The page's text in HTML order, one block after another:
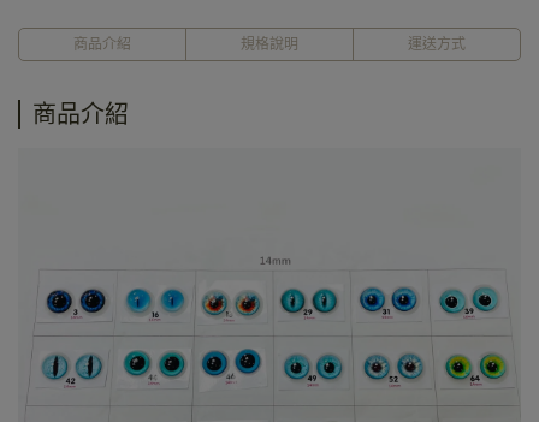
商品介紹 規格說明 運送方式
商品介紹